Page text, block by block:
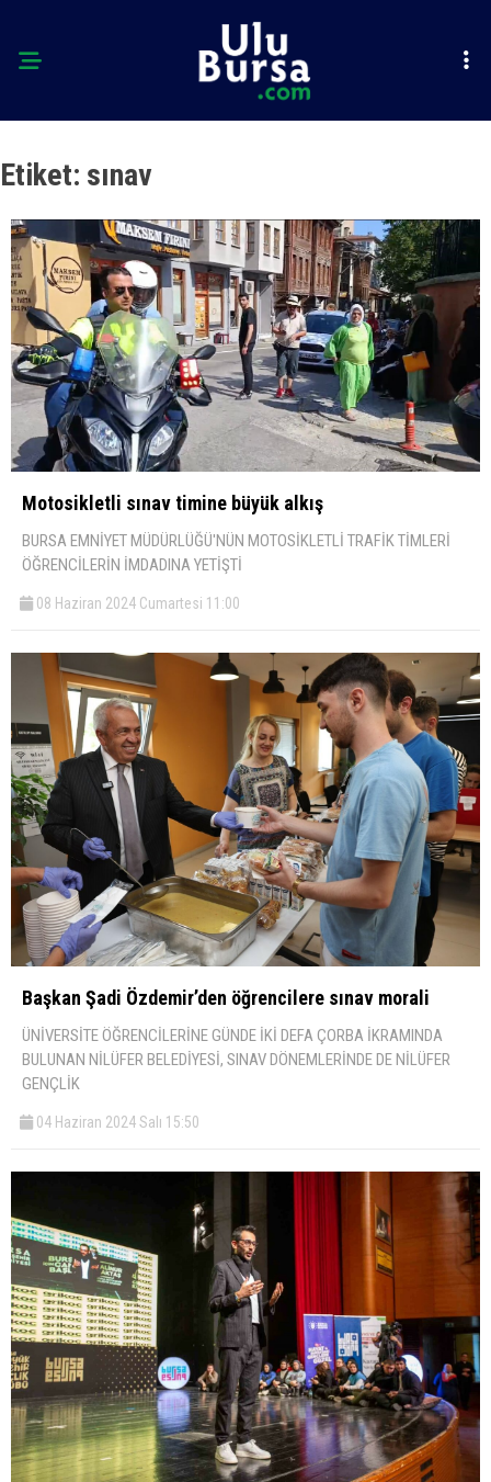
Etiket: sınav
Motosikletli sınav timine büyük alkış
BURSA EMNİYET MÜDÜRLÜĞÜ'NÜN MOTOSİKLETLİ TRAFİK TİMLERİ
ÖĞRENCİLERİN İMDADINA YETİŞTİ
08 Haziran 2024 Cumartesi 11:00
Başkan Şadi Özdemir’den öğrencilere sınav morali
ÜNİVERSİTE ÖĞRENCİLERİNE GÜNDE İKİ DEFA ÇORBA İKRAMINDA
BULUNAN NİLÜFER BELEDİYESİ, SINAV DÖNEMLERİNDE DE NİLÜFER
GENÇLİK
04 Haziran 2024 Salı 15:50